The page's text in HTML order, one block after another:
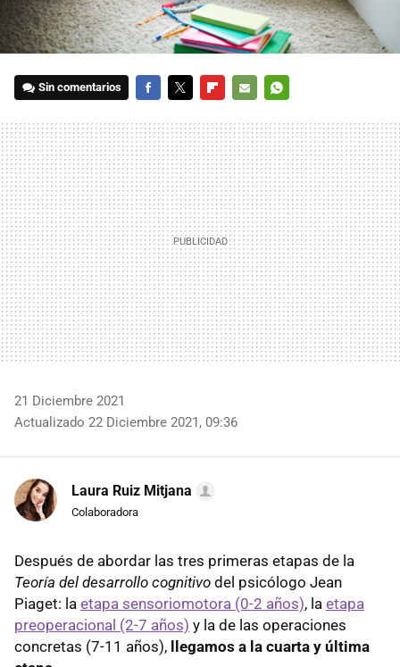
Sin comentarios
MAIL
21 Diciembre 2021
Actualizado 22 Diciembre 2021, 09:36
Laura Ruiz Mitjana
Colaboradora
Después de abordar las tres primeras etapas de la
Teoría del desarrollo cognitivo del psicólogo Jean
Piaget: la etapa sensoriomotora (0-2 años), la etapa
preoperacional (2-7 años) y la de las operaciones
concretas (7-11 años), llegamos a la cuarta y última